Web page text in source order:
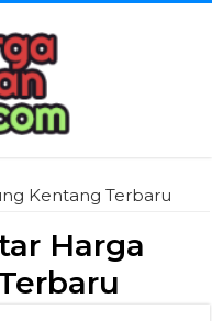
Kentang Terbaru
Harga